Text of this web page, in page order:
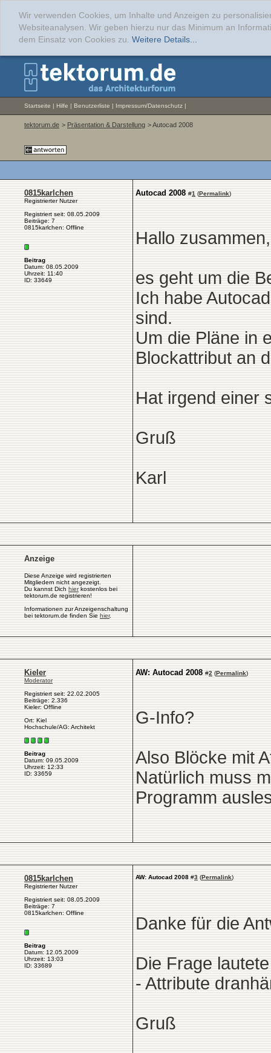
Wir verwenden Cookies, um Inhalte und Anzeigen zu
Websiteanalysen. Wir geben hierzu nur das Minimum an
dem Einsatz von Cookies zu. Weitere Details...
Startseite | Hilfe | Benutzerliste | Impressum/Datenschutz |
tektorum.de > Präsentation & Darstellung > Autocad 2008
0815karlchen
Registrierter Nutzer
Registriert seit: 08.05.2009
Beiträge: 7
0815karlchen: Offline
Beitrag
Datum: 08.05.2009
Uhrzeit: 11:40
ID: 33649
Autocad 2008 #1 (Permalink)
Hallo zusammen,
es geht um die
Ich habe
sind.
Um die Pläne in
Blockattribut an
Hat irgend einer
Gruß
Karl
Anzeige
Diese Anzeige wird registrierten
Mitgliedern nicht angezeigt.
Du kannst Dich hierkostenlos bei
tektorum.de registrieren!
Informationen zur Anzeigenschaltung
bei tektorum.de finden Sie hier.
Kieler
Moderator
Registriert seit: 22.02.2005
Beiträge: 2.336
Kieler: Offline
Ort: Kiel
Hochschule/AG: Architekt
Beitrag
Datum: 09.05.2009
Uhrzeit: 12:33
ID: 33659
AW: Autocad 2008 #2 (Permalink)
G-Info?
Also Blöcke mit
Natürlich muss
Programm
0815karlchen
Registrierter Nutzer
Registriert seit: 08.05.2009
Beiträge: 7
0815karlchen: Offline
Beitrag
Datum: 12.05.2009
Uhrzeit: 13:03
ID: 33689
AW: Autocad 2008 #3 (Permalink)
Danke für die
Die Frage
- Attribute
Gruß